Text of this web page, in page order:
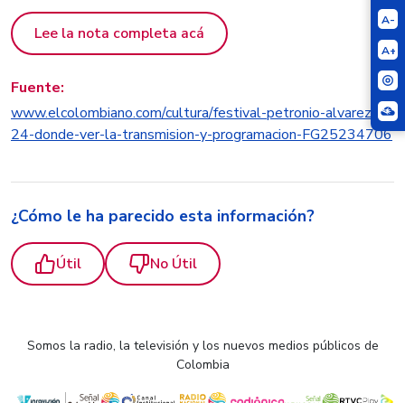
A-
A+
Lee la nota completa acá
Fuente:
www.elcolombiano.com/cultura/festival-petronio-alvarez-20
24-donde-ver-la-transmision-y-programacion-FG25234706
¿Cómo le ha parecido esta información?
Útil No Útil
Somos la radio, la televisión y los nuevos medios públicos de
Colombia